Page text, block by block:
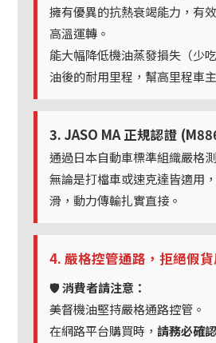
擁有優異的抗熱衰竭能力，有
高溫運轉。
能大幅降低機油蒸發損失（少
油後的耐用里程，幫高里程車
3. JASO MA 正規認證
通過日本自動車標準組織嚴格
無論是打檔車或速克達皆適用
滑，動力傳輸扎實直接。
4. 嚴格控管通路，拒絕假
🛡️消費者請注意：
美督機油堅持嚴格通路控管。
在網路平台購買時，請務必確